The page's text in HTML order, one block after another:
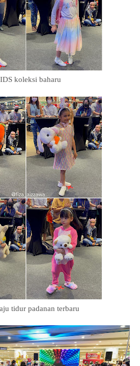
koleksi baharu
tidur padanan terbaru